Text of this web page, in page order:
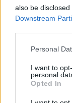
also be
Downstream
Please note that
not limited to
grant or deny
use your data
consent section.
Personal
I want to
personal
Opted In
A
hét második
– Kőtár is